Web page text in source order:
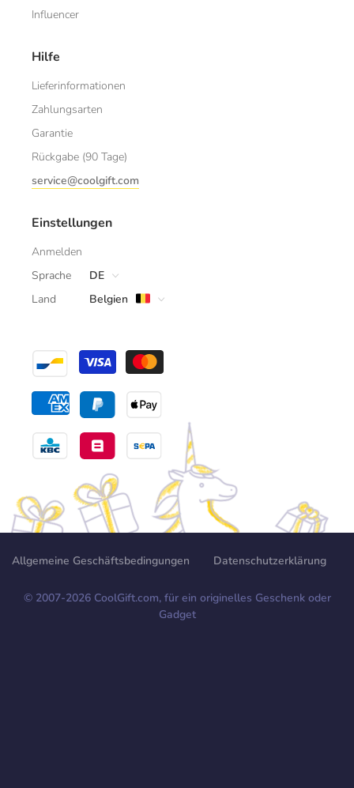
Influencer
Hilfe
Lieferinformationen
Zahlungsarten
Garantie
Rückgabe (90 Tage)
service@coolgift.com
Einstellungen
Anmelden
Sprache
DE
Land
Belgien
Allgemeine Geschäftsbedingungen Datenschutzerklärung
© 2007-2026CoolGift.com, für ein originelles Geschenk oder
Gadget